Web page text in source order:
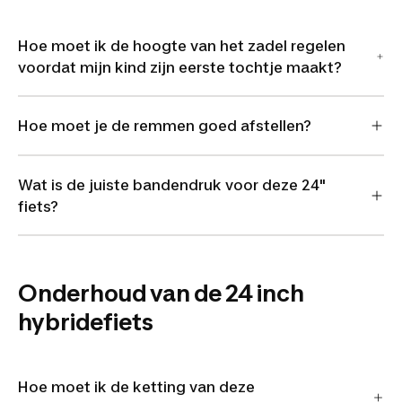
Hoe moet ik de hoogte van het zadel regelen
voordat mijn kind zijn eerste tochtje maakt?
Hoe moet je de remmen goed afstellen?
Wat is de juiste bandendruk voor deze 24"
fiets?
Onderhoud van de 24 inch
hybridefiets
Hoe moet ik de ketting van deze